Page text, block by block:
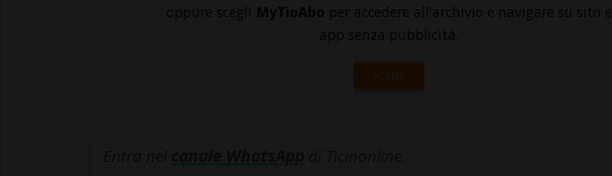
oppure scegli MyTioAbo per accedere all'archivio e navigare su sito e
app senza pubblicità.
ACCEDI